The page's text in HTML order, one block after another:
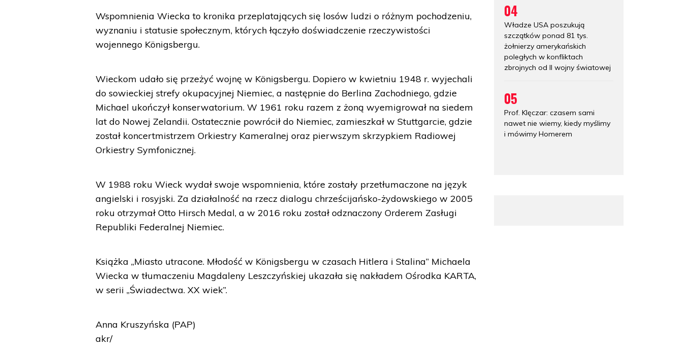
Wspomnienia Wiecka to kronika przeplatających się losów ludzi o różnym pochodzeniu,
wyznaniu i statusie społecznym, których łączyło doświadczenie rzeczywistości
wojennego Königsbergu.
Wieckom udało się przeżyć wojnę w Königsbergu. Dopiero w kwietniu 1948 r. wyjechali
do sowieckiej strefy okupacyjnej Niemiec, a następnie do Berlina Zachodniego, gdzie
Michael ukończył konserwatorium. W 1961 roku razem z żoną wyemigrował na siedem
lat do Nowej Zelandii. Ostatecznie powrócił do Niemiec, zamieszkał w Stuttgarcie, gdzie
został koncertmistrzem Orkiestry Kameralnej oraz pierwszym skrzypkiem Radiowej
Orkiestry Symfonicznej.
W 1988 roku Wieck wydał swoje wspomnienia, które zostały przetłumaczone na język
angielski i rosyjski. Za działalność na rzecz dialogu chrześcijańsko-żydowskiego w 2005
roku otrzymał Otto Hirsch Medal, a w 2016 roku został odznaczony Orderem Zasługi
Republiki Federalnej Niemiec.
Książka „Miasto utracone. Młodość w Königsbergu w czasach Hitlera i Stalina” Michaela
Wiecka w tłumaczeniu Magdaleny Leszczyńskiej ukazała się nakładem Ośrodka KARTA,
w serii „Świadectwa. XX wiek”.
Anna Kruszyńska (PAP)
akr/
04
Władze USA poszukują
szczątków ponad 81 tys.
żołnierzy amerykańskich
poległych w konfliktach
zbrojnych od II wojny światowej
05
Prof. Klęczar: czasem sami
nawet nie wiemy, kiedy myślimy
i mówimy Homerem